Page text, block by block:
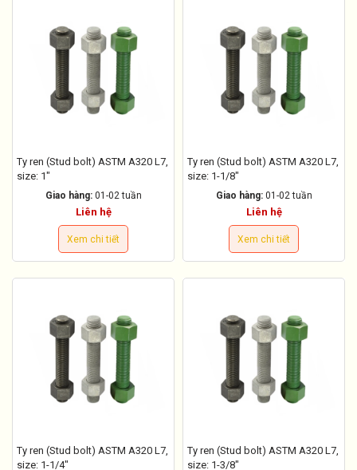
Ty ren (Stud bolt) ASTM A320 L7,
size: 1"
Giao hàng: 01-02 tuần
Liên hệ
Xem chi tiết
Ty ren (Stud bolt) ASTM A320 L7,
size: 1-1/8"
Giao hàng: 01-02 tuần
Liên hệ
Xem chi tiết
Ty ren (Stud bolt) ASTM A320 L7,
size: 1-1/4"
Ty ren (Stud bolt) ASTM A320 L7,
size: 1-3/8"